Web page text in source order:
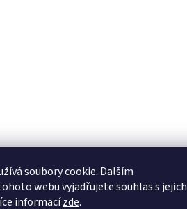
soubory cookie. Dalším
webu vyjadřujete souhlas s jejich
informacízde.